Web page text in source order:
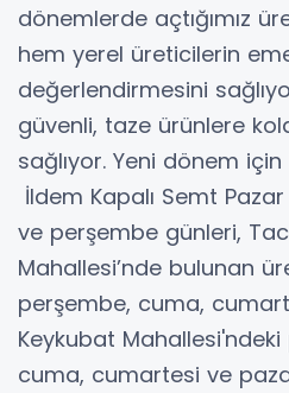
dönemlerde açtığımız
hem yerel üreticilerin
değerlendirmesini
güvenli, taze ürünlere
sağlıyor. Yeni dönem için
İldem Kapalı Semt
ve perşembe günleri,
Mahallesi’nde bulunan
perşembe, cuma,
Keykubat
cuma, cumartesi ve